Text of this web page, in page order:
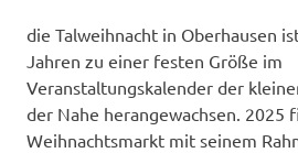
die Talweihnacht in Oberhausen
Jahren zu einer festen Größe im
Veranstaltungskalender der
der Nahe herangewachsen. 2025
Weihnachtsmarkt mit seinem